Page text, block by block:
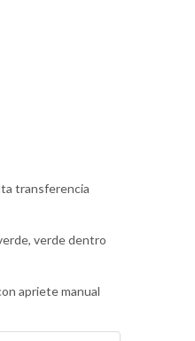
transferencia
verde dentro
apriete manual